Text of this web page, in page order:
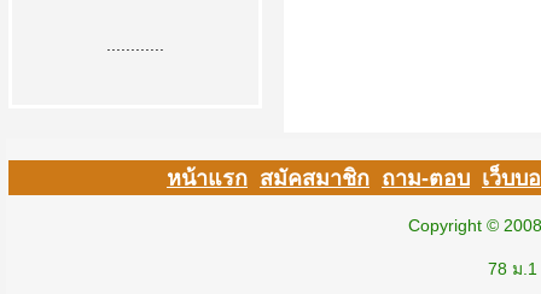
หน้าแรก สมัคสมาชิก ถาม-ตอบ เว็บบ
Copyright ©
78 ม